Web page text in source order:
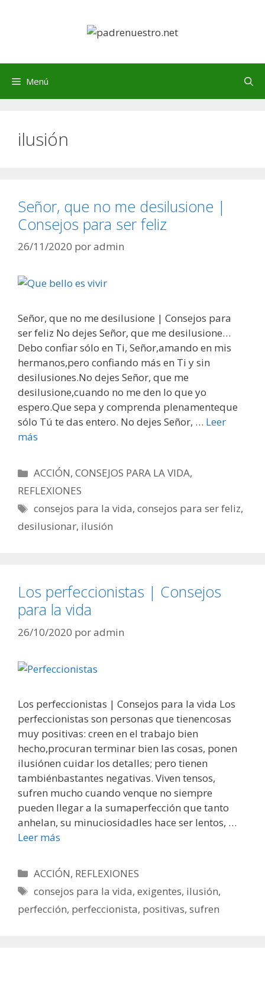
Menú
ilusión
Señor, que no me desilusione |
Consejos para ser feliz
26/11/2020 poradmin
Señor, que no me desilusione | Consejos para
ser feliz No dejes Señor, que me desilusione…
Debo confiar sólo en Ti, Señor,amando en mis
hermanos,pero confiando más en Ti y sin
desilusiones.No dejes Señor, que me
desilusione,cuando no me den lo que yo
espero.Que sepa y comprenda plenamenteque
sólo Tú te das entero. No dejes Señor, … Leer
más
Categorías
ACCIÓN,CONSEJOS PARA LA VIDA,
REFLEXIONES
Etiquetas
consejos para la vida,consejos para ser feliz,
desilusionar, ilusión
Los perfeccionistas | Consejos
para la vida
26/10/2020 poradmin
Los perfeccionistas | Consejos para la vida Los
perfeccionistas son personas que tienencosas
muy positivas: creen en el trabajo bien
hecho,procuran terminar bien las cosas, ponen
ilusiónen cuidar los detalles; pero tienen
tambiénbastantes negativas. Viven tensos,
sufren mucho cuando venque no siempre
pueden llegar a la sumaperfección que tanto
anhelan, su minuciosidadles hace ser lentos, …
Leer más
Categorías
ACCIÓN, REFLEXIONES
Etiquetas
consejos para la vida,exigentes, ilusión,
perfección, perfeccionista, positivas, sufren